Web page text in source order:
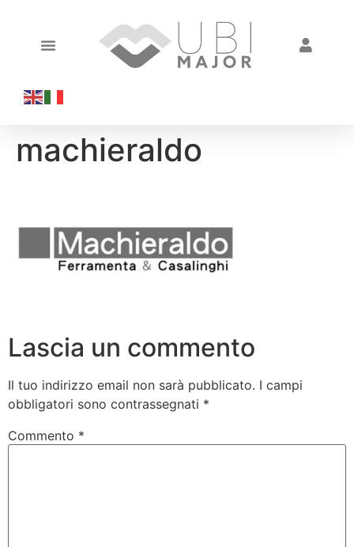
machieraldo
Lascia un commento
Il tuo indirizzo email non sarà pubblicato. I campi
obbligatori sono contrassegnati *
Commento *